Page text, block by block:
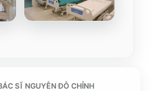
SĨ NGUYỄN ĐỖ CHỈNH